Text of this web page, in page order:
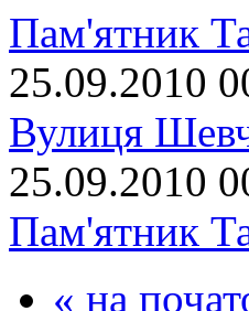
Пам'ятник
25.09.2010
Вулиця
25.09.2010
Пам'ятник
« на